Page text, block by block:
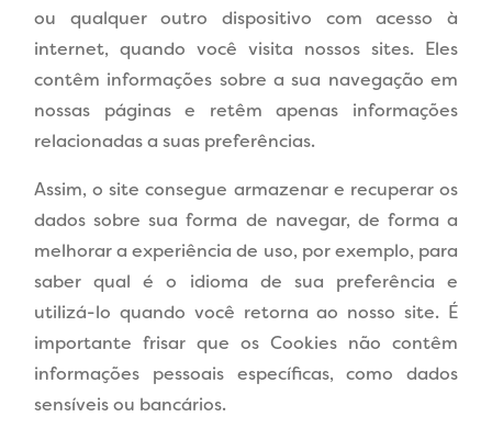
ou qualquer outro dispositivo com acesso à
internet, quando você visita nossos sites. Eles
contêm informações sobre a sua navegação em
nossas páginas e retêm apenas informações
relacionadas a suas preferências.
Assim, o site consegue armazenar e recuperar os
dados sobre sua forma de navegar, de forma a
melhorar a experiência de uso, por exemplo, para
saber qual é o idioma de sua preferência e
utilizá-lo quando você retorna ao nosso site. É
importante frisar que os Cookies não contêm
informações pessoais específicas, como dados
sensíveis ou bancários.